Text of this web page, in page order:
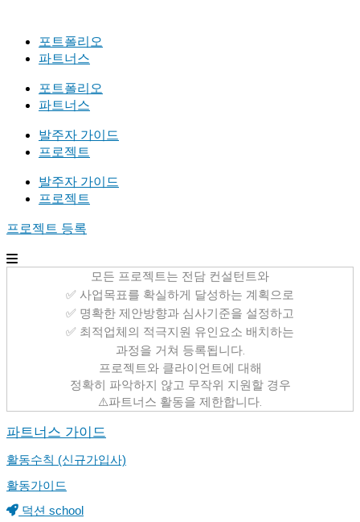
포트폴리오
파트너스
포트폴리오
파트너스
발주자 가이드
프로젝트
발주자 가이드
프로젝트
프로젝트 등록
모든 프로젝트는 전담 컨설턴트와
✅ 사업목표를 확실하게 달성하는 계획으로
✅ 명확한 제안방향과 심사기준을 설정하고
✅ 최적업체의 적극지원 유인요소 배치하는
과정을 거쳐 등록됩니다.
프로젝트와 클라이언트에 대해
정확히 파악하지 않고 무작위 지원할 경우
⚠️파트너스 활동을 제한합니다.
파트너스 가이드
활동수칙 (신규가입사)
활동가이드
덕션 school